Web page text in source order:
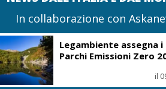
In collaborazione con
Legambiente assegna
Parchi Emissioni Zero
il